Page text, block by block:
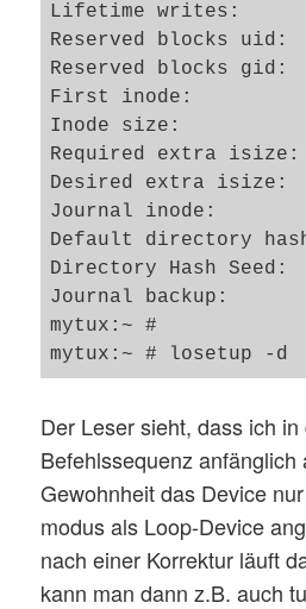
Lifetime writes:
Reserved blocks
Reserved blocks
First inode:
Inode size:
Required extra
Desired extra isize:
Journal inode:
Default directory
Directory Hash Seed:
Journal backup:
mytux:~ #
Der Leser sieht, dass ich in
Befehlssequenz anfänglich
Gewohnheit das Device
modus als Loop-Device
nach einer Korrektur läuft
kann man dann z.B. auch